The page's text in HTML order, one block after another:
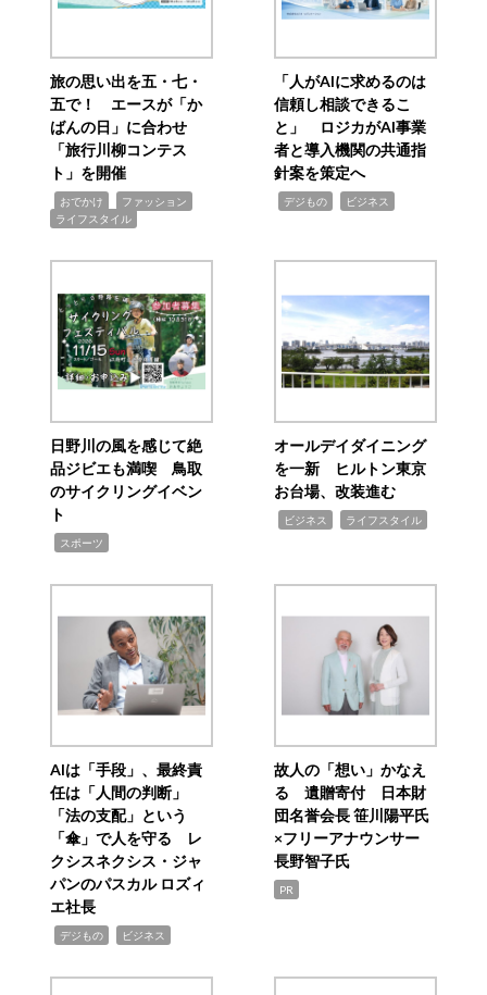
旅の思い出を五・七・
五で！ エースが「か
ばんの日」に合わせ
「旅行川柳コンテス
ト」を開催
おでかけ ファッション
ライフスタイル
「人がAIに求めるのは
信頼し相談できるこ
と」 ロジカがAI事業
者と導入機関の共通指
針案を策定へ
デジもの ビジネス
日野川の風を感じて絶
品ジビエも満喫 鳥取
のサイクリングイベン
ト
スポーツ
オールデイダイニング
を一新 ヒルトン東京
お台場、改装進む
ビジネス ライフスタイル
AIは「手段」、最終責
任は「人間の判断」
「法の支配」という
「傘」で人を守る レ
クシスネクシス・ジャ
パンのパスカル ロズィ
エ社長
デジもの ビジネス
故人の「想い」かなえ
る 遺贈寄付 日本財
団名誉会長 笹川陽平氏
×フリーアナウンサー
長野智子氏
PR